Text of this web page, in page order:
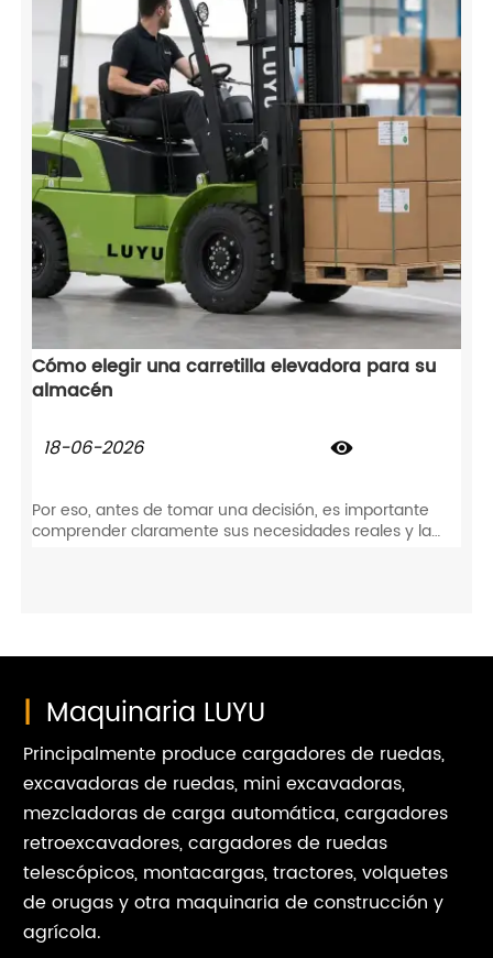
Cómo elegir una carretilla elevadora para su
almacén
18-06-2026

Por eso, antes de tomar una decisión, es importante
comprender claramente sus necesidades reales y la
| Maquinaria LUYU
Principalmente produce cargadores de ruedas,
excavadoras de ruedas, mini excavadoras,
mezcladoras de carga automática, cargadores
retroexcavadores, cargadores de ruedas
telescópicos, montacargas, tractores, volquetes
de orugas y otra maquinaria de construcción y
agrícola.